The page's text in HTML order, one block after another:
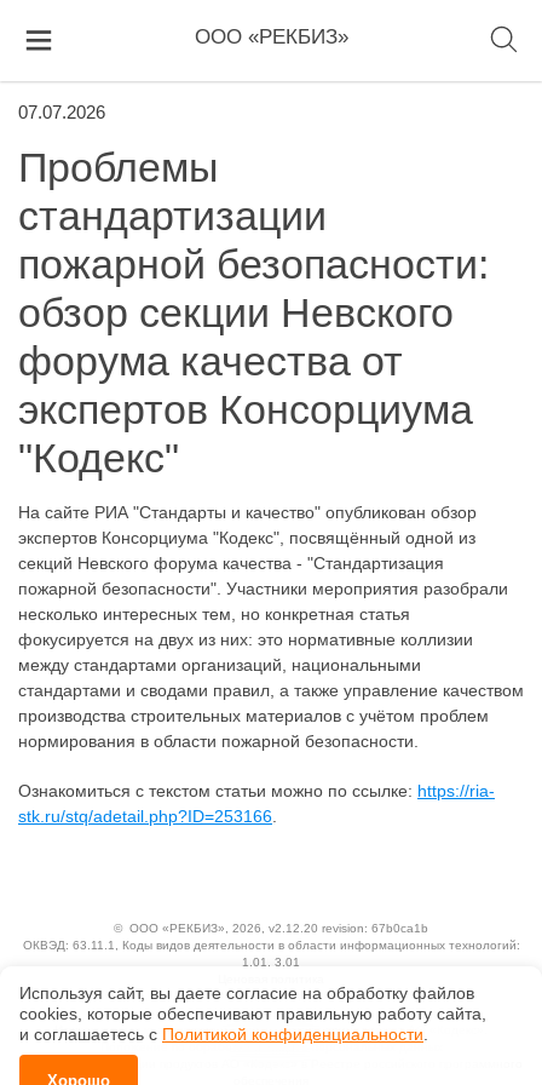
ООО «РЕКБИЗ»
07.07.2026
Проблемы
стандартизации
пожарной безопасности:
обзор секции Невского
форума качества от
экспертов Консорциума
"Кодекс"
На сайте РИА "Стандарты и качество" опубликован обзор
экспертов Консорциума "Кодекс", посвящённый одной из
секций Невского форума качества - "Стандартизация
пожарной безопасности". Участники мероприятия разобрали
несколько интересных тем, но конкретная статья
фокусируется на двух из них: это нормативные коллизии
между стандартами организаций, национальными
стандартами и сводами правил, а также управление качеством
производства строительных материалов с учётом проблем
нормирования в области пожарной безопасности.
Ознакомиться с текстом статьи можно по ссылке: https://ria-
stk.ru/stq/adetail.php?ID=253166
© ООО «РЕКБИЗ» , 2026, v2.12.20 revision: 67b0ca1b
ОКВЭД: 63.11.1, Коды видов деятельности в области информационных технологий:
1.01, 3.01
Технологии
Исключительные авторские и смежные права принадлежат АО «Кодекс».
Положение по обработке и защите персональных данных
Используя сайт, вы даете согласие на обработку файлов
сооkiеs, которые обеспечивают правильную работу сайта,
и соглашаетесь с Политикой конфиденциальности
Хорошо